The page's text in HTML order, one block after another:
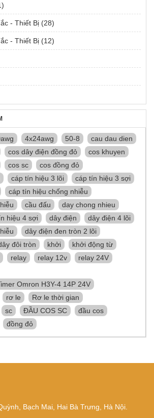
- Thiết Bị (28)
- Thiết Bị (12)
4x24awg 50-8
cau dau dien
cos dây điện đồng đỏ
cos khuyen
cos sc
cos đồng đỏ
cáp tín hiệu 3 lõi
cáp tín hiệu 3 sợi
cáp tín hiệu chống nhiễu
cầu đấu
day chong nhieu
hiệu 4 sợi dây điện
dây điện 4 lõi
dây điện đen tròn 2 lõi
đôi tròn khởi
khởi động từ
relay relay 12v
relay 24V
Omron H3Y-4 14P 24V
rơ le
Rơ le thời gian
sc ĐẦU COS SC
đầu cos
đồng đỏ
Bạch Mai, Hai Bà Trưng, Hà Nội.